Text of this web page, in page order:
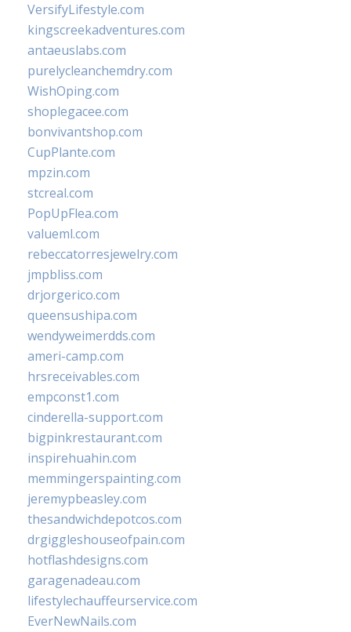
VersifyLifestyle.com
kingscreekadventures.com
antaeuslabs.com
purelycleanchemdry.com
WishOping.com
shoplegacee.com
bonvivantshop.com
CupPlante.com
mpzin.com
stcreal.com
PopUpFlea.com
valueml.com
rebeccatorresjewelry.com
jmpbliss.com
drjorgerico.com
queensushipa.com
wendyweimerdds.com
ameri-camp.com
hrsreceivables.com
empconst1.com
cinderella-support.com
bigpinkrestaurant.com
inspirehuahin.com
memmingerspainting.com
jeremypbeasley.com
thesandwichdepotcos.com
drgiggleshouseofpain.com
hotflashdesigns.com
garagenadeau.com
lifestylechauffeurservice.com
EverNewNails.com